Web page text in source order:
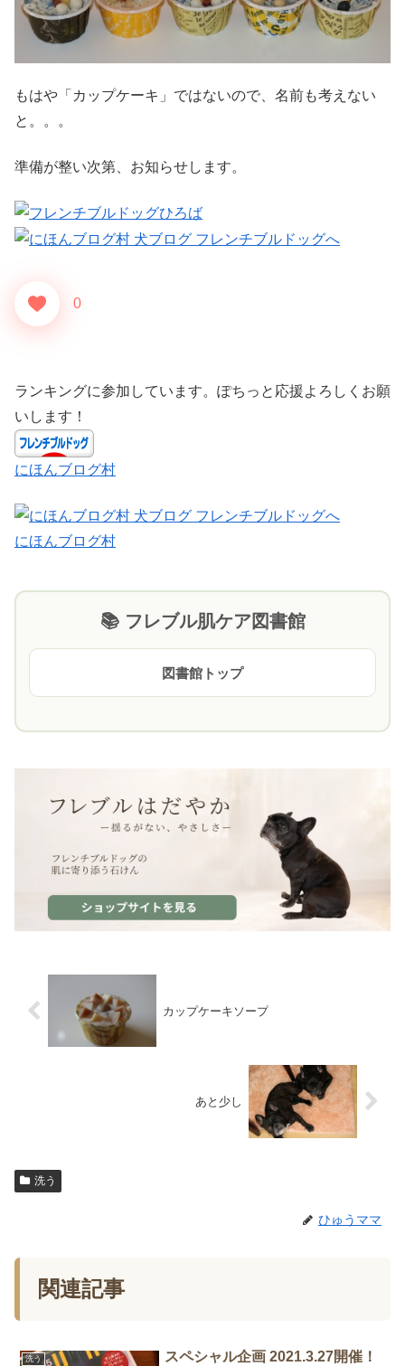
もはや「カップケーキ」ではないので、名前も考えない
と。。。
準備が整い次第、お知らせします。
0
ランキングに参加しています。ぽちっと応援よろしくお願
いします！
にほんブログ村
にほんブログ村
📚 フレブル肌ケア図書館
図書館トップ
カップケーキソープ
あと少し
洗う
ひゅうママ
関連記事
洗う スペシャル企画 2021.3.27開催！